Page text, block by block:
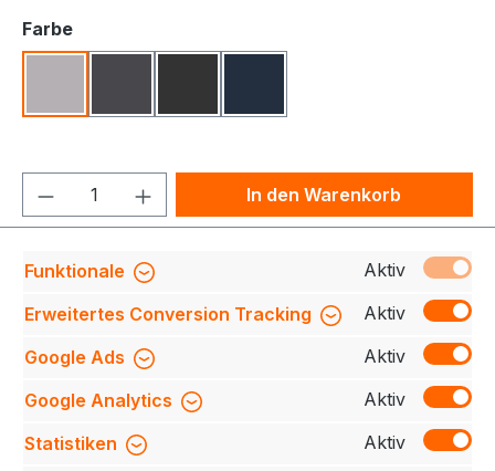
Farbeauswählen
Produkt Anzahl: Gib denIn den Warenkorb
Produktnummer:
Beschreibung
Entdecken Sie unsere neue
Strickfleecejacke, perfekt für alle Outdoor-
Abenteuer und gemütliche Tage zu Hause.
Hergestellt au…
Funktionale
Aktiv
Erweitertes Conversion Tracking
Aktiv
Google Ads
Aktiv
Google Analytics
Aktiv
Statistiken
Aktiv